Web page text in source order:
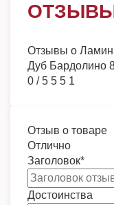
Отзывы о
Дуб Бардолино
0 /5 5 5 1
Отзыв о товаре
Отлично
Заголовок*
Достоинства